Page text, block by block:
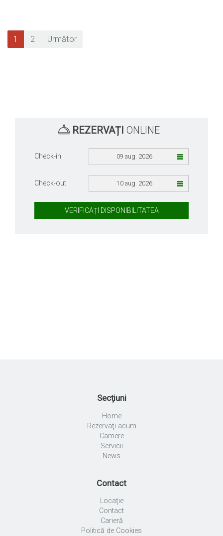
Paginație
1 2 Următor
REZERVAȚI ONLINE
Check-in 09 aug. 2026
Check-out 10 aug. 2026
VERIFICAȚI DISPONIBILITATEA
Secţiuni
Home
Rezervaţi acum
Camere
Servicii
News
Contact
Locaţie
Contact
Carieră
Politică de Cookies